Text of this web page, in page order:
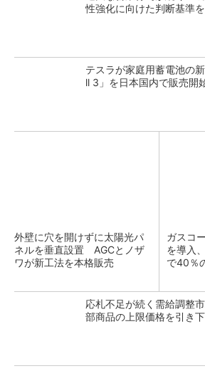
性強化に向けた判断基準
テスラが家庭用蓄電池の
ll 3」を日本国内で販売開
外壁に穴を開けずに太陽光パ
ネルを垂直設置 AGCとノザ
ワが新工法を本格販売
ガスコ
を導入
で40％
応札不足が続く需給調整
部商品の上限価格を引き